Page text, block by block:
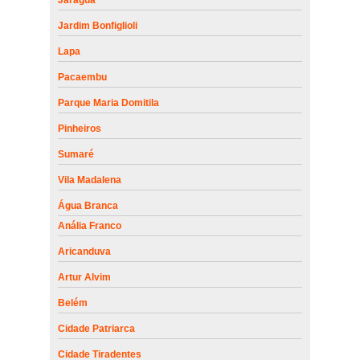
onde encontro empresa de manutenção de portão Suzano
onde encontrar empresa de manutenção de portão de alumínio
Jandira
onde encontro empresa de manutenção para portão automático
Sacomã
onde encontro empresa de manutenção de portão de alumínio
Campo Grande
onde encontrar empresa de manutenção de portão automático
industrial Suzano
empresa de manutenção de motor para portão automático
Itapecerica da Serra
Carapicuíba
onde encontro empresa de manutenção de portão deslizante
Redondo
Jardim Bonfiglioli
Lapa
Pacaembu
Parque Maria Domitila
Pinheiros
Sumaré
Vila Madalena
Água Branca
Anália Franco
Aricanduva
Artur Alvim
Belém
Cidade Patriarca
Cidade Tiradentes